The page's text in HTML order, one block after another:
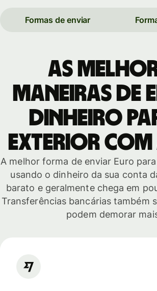
Formas de enviar
As
maneiras de
dinheiro
exterior com
A melhor forma de enviar Euro
usando o dinheiro da sua conta
barato e geralmente chega em
Transferências bancárias também
podem demorar